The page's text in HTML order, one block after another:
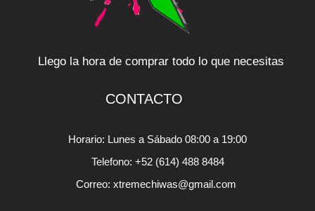
Llego la hora de comprar todo lo que necesitas
CONTACTO
Horario: Lunes a Sábado 08:00 a 19:00
Telefono: +52 (614) 488 8484
Correo: xtremechiwas@gmail.com